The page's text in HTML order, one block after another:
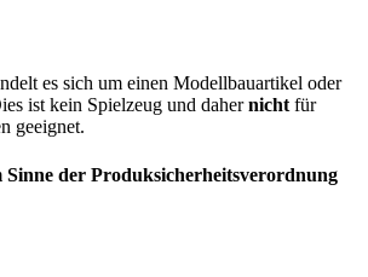
es sich um einen Modellbauartikel oder
ist kein Spielzeug und dahernicht für
geeignet.
der Produksicherheitsverordnung